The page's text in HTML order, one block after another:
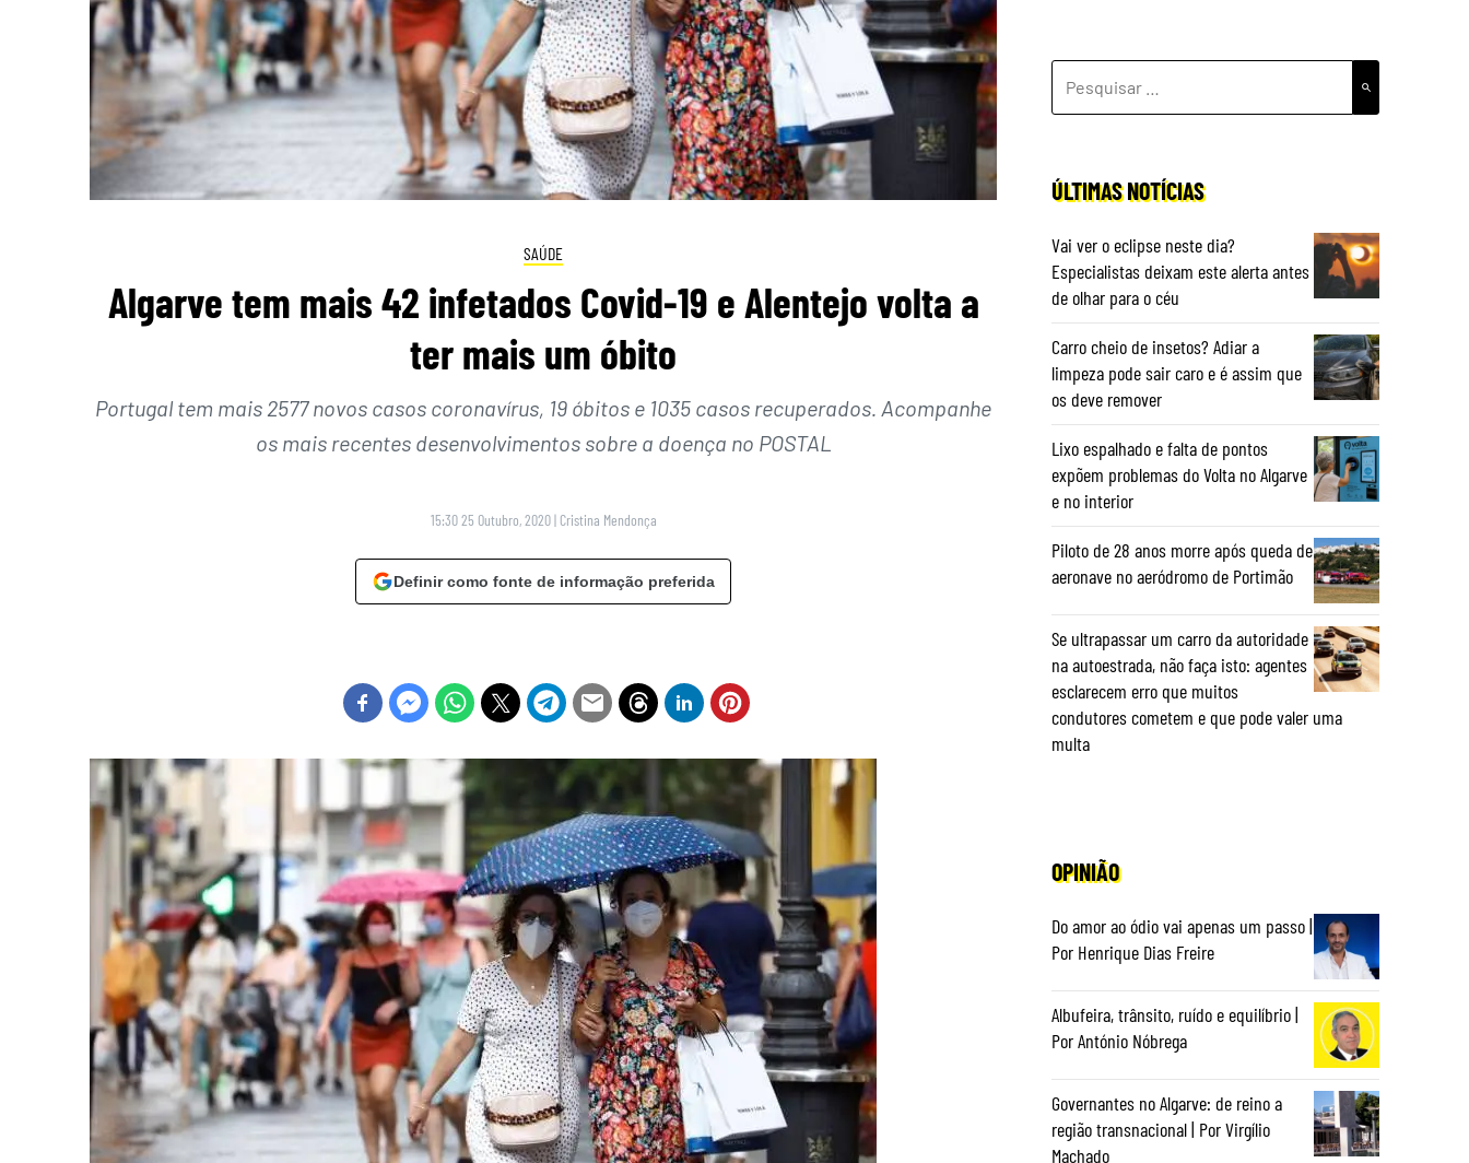
SAÚDE
Algarve tem mais 42 infetados Covid-19 e Alentejo volta a
ter mais um óbito
Portugal tem mais 2577 novos casos coronavírus, 19 óbitos e 1035 casos recuperados. Acompanhe
os mais recentes desenvolvimentos sobre a doença no POSTAL
15:30 25 Outubro, 2020 | Cristina Mendonça
Definir como fonte de informação preferida
POR:
ÚLTIMAS NOTÍCIAS
Vai ver o eclipse neste dia?
Especialistas deixam este alerta antes
de olhar para o céu
Carro cheio de insetos? Adiar a
limpeza pode sair caro e é assim que
os deve remover
Lixo espalhado e falta de pontos
expõem problemas do Volta no Algarve
e no interior
Piloto de 28 anos morre após queda de
aeronave no aeródromo de Portimão
Se ultrapassar um carro da autoridade
na autoestrada, não faça isto: agentes
esclarecem erro que muitos
condutores cometem e que pode valer uma
multa
OPINIÃO
Do amor ao ódio vai apenas um passo |
Por Henrique Dias Freire
Albufeira, trânsito, ruído e equilíbrio |
Por António Nóbrega
Governantes no Algarve: de reino a
região transnacional | Por Virgílio
Machado